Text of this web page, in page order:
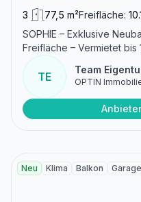
3 77,5 m²Freifläche:
SOPHIE – Exklusive
Freifläche – Vermietet bis
TE
Team
OPTIN
Neu Klima Balkon Garage